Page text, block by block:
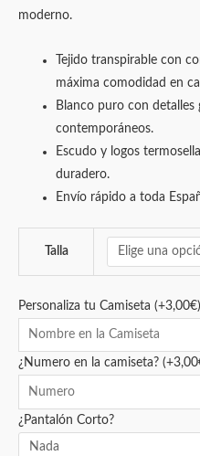
moderno.
Tejido transpirable con
máxima comodidad en
Blanco puro con
contemporáneos.
Escudo y logos
duradero.
Envío rápido a toda
Talla
Personaliza tu Camiseta (+3,00€)
¿Numero en la camiseta? (+3,00
¿Pantalón Corto?